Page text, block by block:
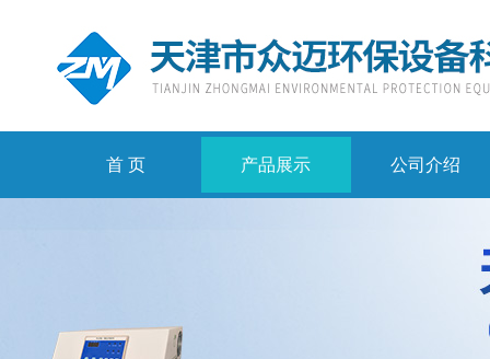
首 页 产品展示 公司介绍